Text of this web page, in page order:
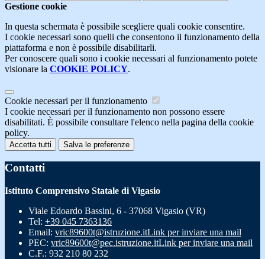
Gestione cookie
In questa schermata è possibile scegliere quali cookie consentire.
I cookie necessari sono quelli che consentono il funzionamento della
piattaforma e non è possibile disabilitarli.
Per conoscere quali sono i cookie necessari al funzionamento potete
visionare la COOKIE POLICY.
Cookie necessari per il funzionamento
I cookie necessari per il funzionamento non possono essere
disabilitati. È possibile consultare l'elenco nella pagina della cookie
policy.
Accetta tutti Salva le preferenze
Contatti
Istituto Comprensivo Statale di Vigasio
Viale Edoardo Bassini, 6 - 37068 Vigasio (VR)
Tel: +39 045 7363136
Email: vric89600t@istruzione.itLink per inviare una mail
PEC: vric89600t@pec.istruzione.itLink per inviare una mail
C.F.: 932 210 80 232